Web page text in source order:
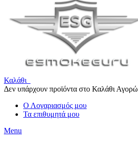
Καλάθι
Δεν υπάρχουν προϊόντα στο Καλάθι
Ο Λογαριασμός μου
Τα επιθυμητά μου
Menu